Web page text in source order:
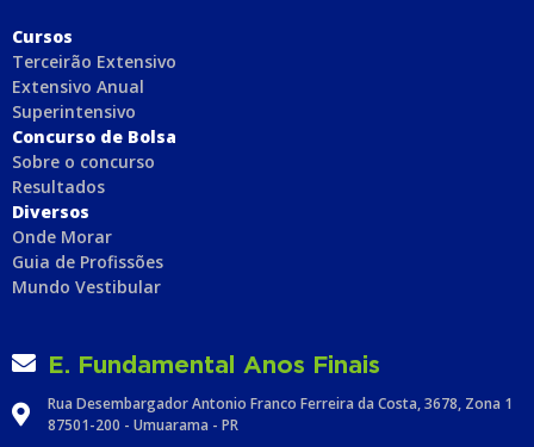
Cursos
Terceirão Extensivo
Extensivo Anual
Superintensivo
Concurso de Bolsa
Sobre o concurso
Resultados
Diversos
Onde Morar
Guia de Profissões
Mundo Vestibular
E. Fundamental Anos Finais
Rua Desembargador Antonio Franco Ferreira da Costa, 3678, Zona 1
87501-200 - Umuarama - PR